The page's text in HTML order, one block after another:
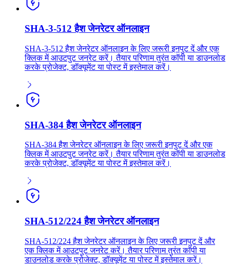
SHA-3-512 हैश जेनरेटर ऑनलाइन
SHA-3-512 हैश जेनरेटर ऑनलाइन के लिए जरूरी इनपुट दें और एक
क्लिक में आउटपुट जनरेट करें। तैयार परिणाम तुरंत कॉपी या डाउनलोड
करके प्रोजेक्ट, डॉक्यूमेंट या पोस्ट में इस्तेमाल करें।
SHA-384 हैश जेनरेटर ऑनलाइन
SHA-384 हैश जेनरेटर ऑनलाइन के लिए जरूरी इनपुट दें और एक
क्लिक में आउटपुट जनरेट करें। तैयार परिणाम तुरंत कॉपी या डाउनलोड
करके प्रोजेक्ट, डॉक्यूमेंट या पोस्ट में इस्तेमाल करें।
SHA-512/224 हैश जेनरेटर ऑनलाइन
SHA-512/224 हैश जेनरेटर ऑनलाइन के लिए जरूरी इनपुट दें और
एक क्लिक में आउटपुट जनरेट करें। तैयार परिणाम तुरंत कॉपी या
डाउनलोड करके प्रोजेक्ट, डॉक्यूमेंट या पोस्ट में इस्तेमाल करें।